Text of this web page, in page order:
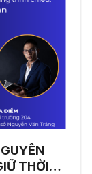
THỜI